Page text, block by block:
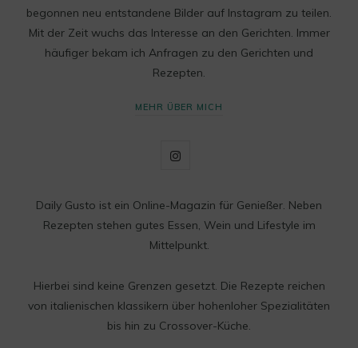
begonnen neu entstandene Bilder auf Instagram zu teilen.
Mit der Zeit wuchs das Interesse an den Gerichten. Immer
häufiger bekam ich Anfragen zu den Gerichten und
Rezepten.
MEHR ÜBER MICH
I
s
t
g
r
Daily Gusto ist ein Online-Magazin für Genießer. Neben
Rezepten stehen gutes Essen, Wein und Lifestyle im
Mittelpunkt.
Hierbei sind keine Grenzen gesetzt. Die Rezepte reichen
von italienischen klassikern über hohenloher Spezialitäten
bis hin zu Crossover-Küche.